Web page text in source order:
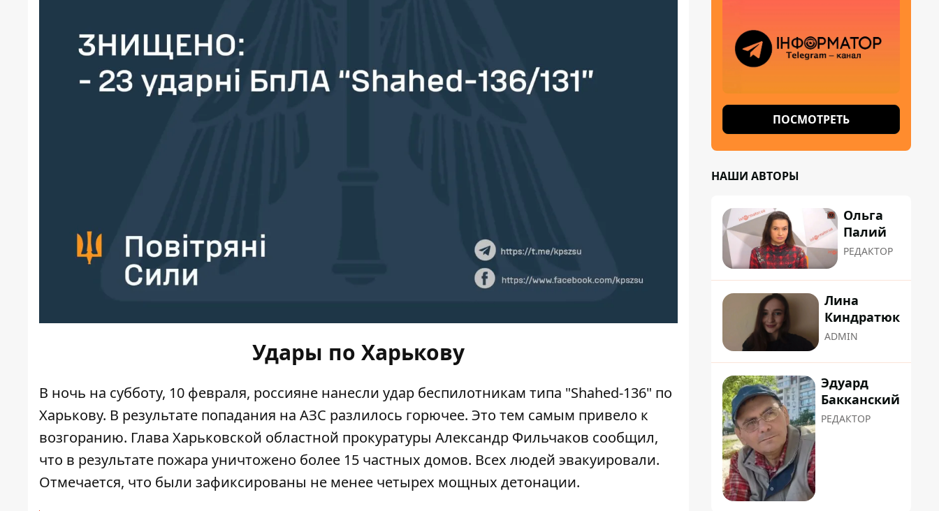
Удары по Харькову
В ночь на субботу, 10 февраля, россияне нанесли удар беспилотникам типа "Shahed-136" по
Харькову. В результате попадания на АЗС разлилось горючее. Это тем самым привело к
возгоранию. Глава Харьковской областной прокуратуры Александр Фильчаков сообщил,
что в результате пожара уничтожено более 15 частных домов. Всех людей эвакуировали.
Отмечается, что были зафиксированы не менее четырех мощных детонации.
ПОСМОТРЕТЬ
НАШИ АВТОРЫ
Ольга
Палий
РЕДАКТОР
Лина
Киндратюк
ADMIN
Эдуард
Бакканский
РЕДАКТОР